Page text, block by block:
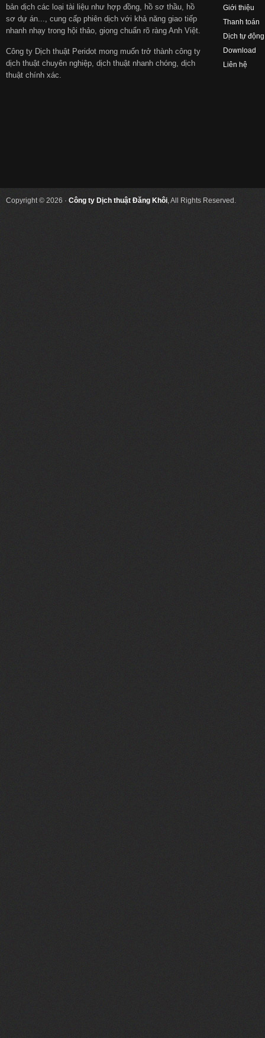
bản dịch các loại tài liệu như hợp đồng, hồ sơ thầu, hồ
sơ dự án..., cung cấp phiên dịch với khả năng giao tiếp
nhanh nhạy trong hội thảo, giọng chuẩn rõ ràng Anh Việt.
Công ty Dịch thuật Peridot mong muốn trở thành công ty
dịch thuật chuyên nghiệp, dịch thuật nhanh chóng, dịch
thuật chính xác.
Giới thiệu
Thanh toán
Dịch tự động
Download
Liên hệ
Copyright © 2026 · Công ty Dịch thuật Đăng Khôi, All Rights Reserved.